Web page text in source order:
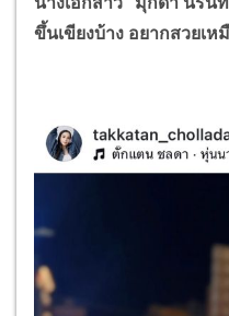
ขึ้นเขียงบ้าง อยากสวยเห